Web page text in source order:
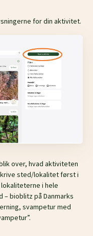
for din aktivitet.
over, hvad aktiviteten
sted/lokalitet først i
i hele
– bioblitz på Danmarks
svampetur med